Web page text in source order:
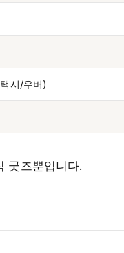
시/우버)
굿즈뿐입니다.